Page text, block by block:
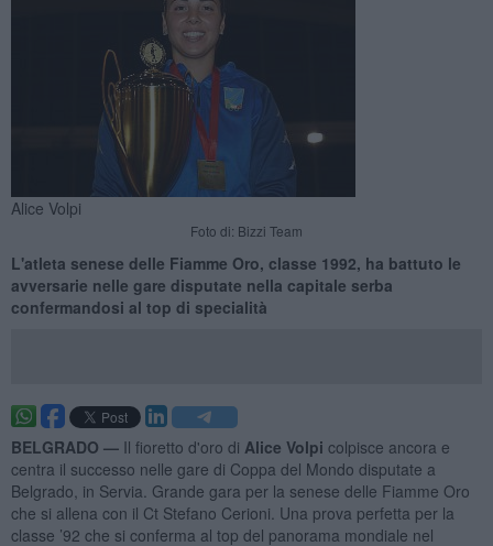
Alice Volpi
Foto di: Bizzi Team
L'atleta senese delle Fiamme Oro, classe 1992, ha battuto le
avversarie nelle gare disputate nella capitale serba
confermandosi al top di specialità
BELGRADO — Il fioretto d'oro di Alice Volpi colpisce ancora e
centra il successo nelle gare di Coppa del Mondo disputate a
Belgrado, in Servia. Grande gara per la senese delle Fiamme Oro
che si allena con il Ct Stefano Cerioni. Una prova perfetta per la
classe ’92 che si conferma al top del panorama mondiale nel